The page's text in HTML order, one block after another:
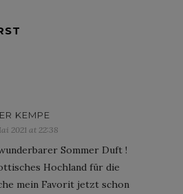
KEMPE
2021 at 22:38
Sommer Duft !
Hochland für die
mein Favorit jetzt schon